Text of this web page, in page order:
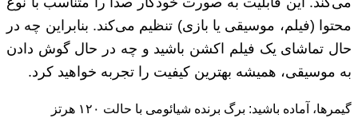
محتوا (فیلم، موسیقی یا بازی) تنظیم می‌کند. بنابراین چه در
حال تماشای یک فیلم اکشن باشید و چه در حال گوش دادن
به موسیقی، همیشه بهترین کیفیت را تجربه خواهید کرد.
گیمرها، آماده باشید: برگ برنده شیائومی با حالت ۱۲۰ هرتز